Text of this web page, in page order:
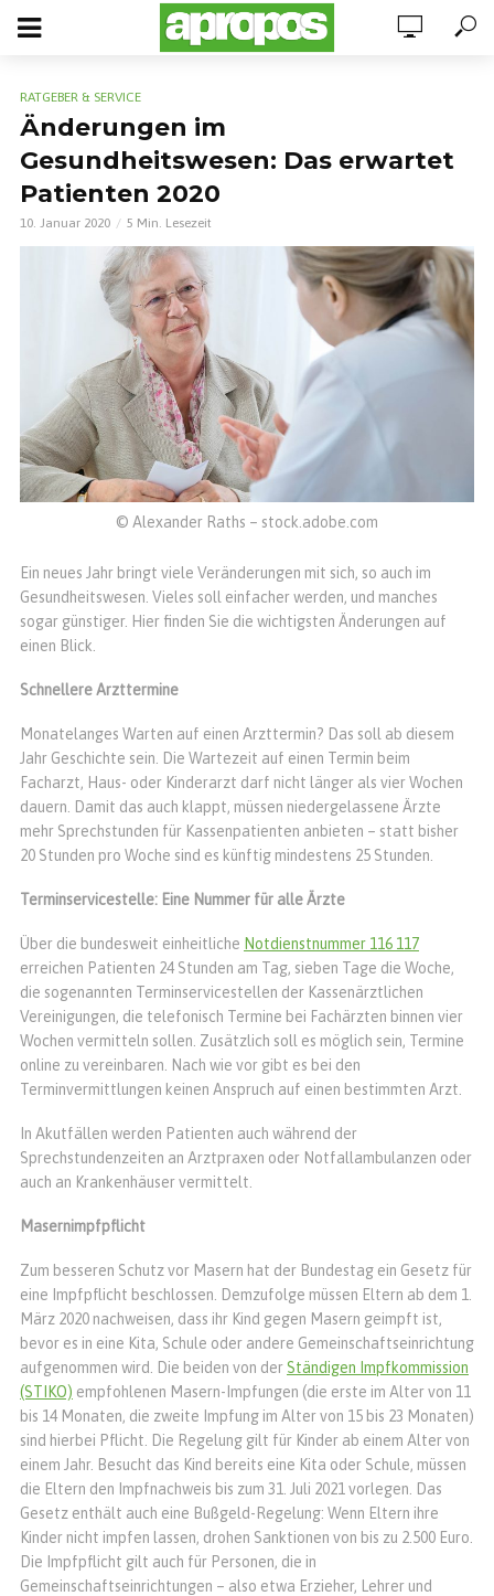
RATGEBER & SERVICE
Änderungen im
Gesundheitswesen: Das erwartet
Patienten 2020
10. Januar 2020 5 Min. Lesezeit
© Alexander Raths – stock.adobe.com
Ein neues Jahr bringt viele Veränderungen mit sich, so auch im
Gesundheitswesen. Vieles soll einfacher werden, und manches
sogar günstiger. Hier finden Sie die wichtigsten Änderungen auf
einen Blick.
Schnellere Arzttermine
Monatelanges Warten auf einen Arzttermin? Das soll ab diesem
Jahr Geschichte sein. Die Wartezeit auf einen Termin beim
Facharzt, Haus- oder Kinderarzt darf nicht länger als vier Wochen
dauern. Damit das auch klappt, müssen niedergelassene Ärzte
mehr Sprechstunden für Kassenpatienten anbieten – statt bisher
20 Stunden pro Woche sind es künftig mindestens 25 Stunden.
Terminservicestelle: Eine Nummer für alle Ärzte
Über die bundesweit einheitliche Notdienstnummer 116 117
erreichen Patienten 24 Stunden am Tag, sieben Tage die Woche,
die sogenannten Terminservicestellen der Kassenärztlichen
Vereinigungen, die telefonisch Termine bei Fachärzten binnen vier
Wochen vermitteln sollen. Zusätzlich soll es möglich sein, Termine
online zu vereinbaren. Nach wie vor gibt es bei den
Terminvermittlungen keinen Anspruch auf einen bestimmten Arzt.
In Akutfällen werden Patienten auch während der
Sprechstundenzeiten an Arztpraxen oder Notfallambulanzen oder
auch an Krankenhäuser vermittelt.
Masernimpfpflicht
Zum besseren Schutz vor Masern hat der Bundestag ein Gesetz für
eine Impfpflicht be­schlossen. Demzufolge müssen Eltern ab dem 1.
März 2020 nachweisen, dass ihr Kind gegen Masern geimpft ist,
bevor es in eine Kita, Schule oder andere Gemeinschaftseinrichtung
aufgenommen wird. Die beiden von derStändigen Impfkommission
(STIKO) empfohlenen Masern-Impfungen (die erste im Alter von 11
bis 14 Monaten, die zweite Impfung im Alter von 15 bis 23 Monaten)
sind hierbei Pflicht. Die Regelung gilt für Kinder ab einem Alter von
einem Jahr. Besucht das Kind bereits eine Kita oder Schule, müssen
die Eltern den Impfnachweis bis zum 31. Juli 2021 vorlegen. Das
Gesetz enthält auch eine Bußgeld-Regelung: Wenn Eltern ihre
Kinder nicht impfen lassen, drohen Sanktionen von bis zu 2.500 Euro.
Die Impfpflicht gilt auch für Personen, die in
Gemeinschaftseinrichtungen – also etwa Erzieher, Lehrer und